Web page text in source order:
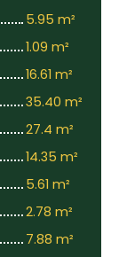
5.95 m²
1.09 m²
16.61 m²
35.40 m²
27.4 m²
14.35 m²
5.61 m²
2.78 m²
7.88 m²